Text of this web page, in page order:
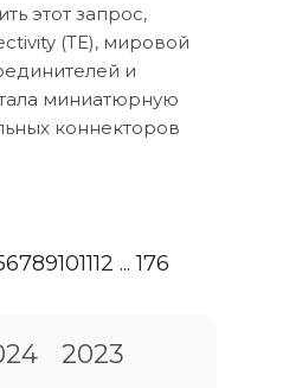
этот запрос,
(TE), мировой
и
миниатюрную
коннекторов
6789101112 ...176
2023